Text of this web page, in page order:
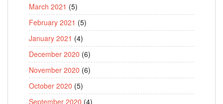
March 2021 (5)
February 2021 (5)
January 2021 (4)
December 2020 (6)
November 2020 (6)
October 2020 (5)
September 2020 (4)